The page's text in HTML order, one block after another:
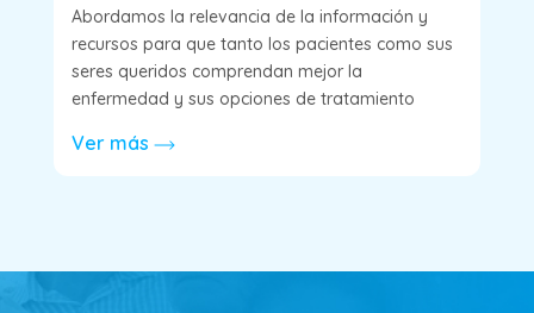
Abordamos la relevancia de la información y
recursos para que tanto los pacientes como sus
seres queridos comprendan mejor la
enfermedad y sus opciones de tratamiento
Ver más